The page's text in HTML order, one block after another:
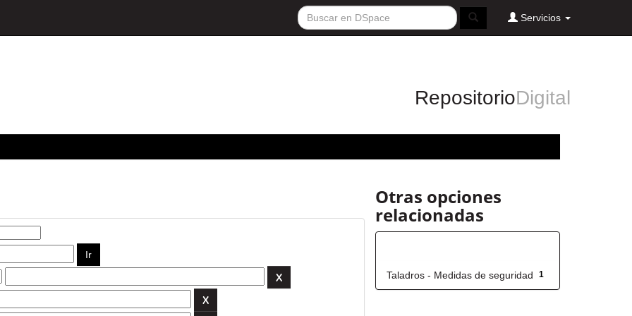
Servicios
RepositorioDigital
Otras opciones
relacionadas
1
Taladros - Medidas de seguridad